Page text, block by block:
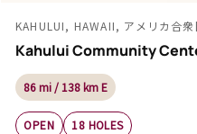
KAHULUI, HAWAII, アメリカ合衆
Kahului Community
86 mi / 138 km E
OPEN 18 HOLES